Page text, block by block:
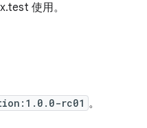
使用。
rc01 。